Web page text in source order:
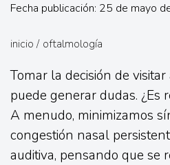
Fecha publicación: 25 de mayo
inicio / oftalmología
Tomar la decisión de
puede generar dudas. ¿Es
A menudo, minimizamos
congestión nasal
auditiva, pensando que se